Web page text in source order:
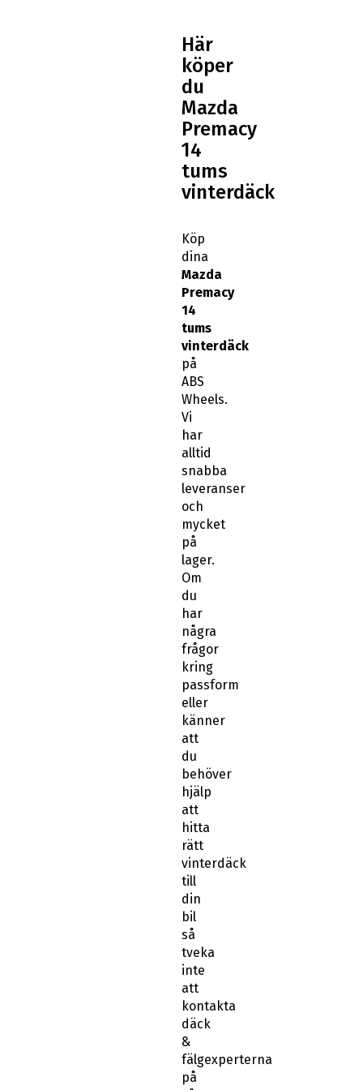
Här
köper
du
Mazda
Premacy
14
tums
vinterdäck
Köp
dina
Mazda
Premacy
14
tums
vinterdäck
på
ABS
Wheels.
Vi
har
alltid
snabba
leveranser
och
mycket
på
lager.
Om
du
har
några
frågor
kring
passform
eller
känner
att
du
behöver
hjälp
att
hitta
rätt
vinterdäck
till
din
bil
så
tveka
inte
att
kontakta
däck
&
fälgexperterna
på